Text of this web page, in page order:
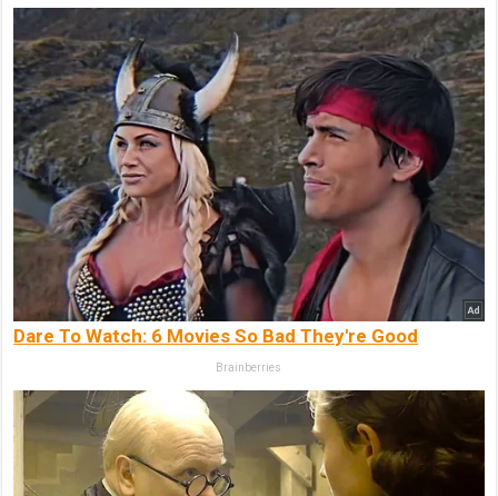
Dare To Watch: 6 Movies So Bad They're Good
Brainberries